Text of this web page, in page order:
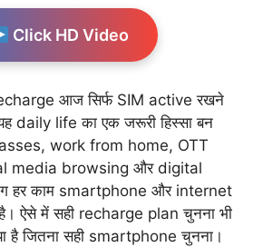
Click HD Video
आज सिर्फ SIM active रखने
daily life का एक जरूरी हिस्सा बन
work from home, OTT
media browsing और digital
हर काम smartphone और internet
ऐसे में सही recharge plan चुनना भी
है जितना सही smartphone चुनना।